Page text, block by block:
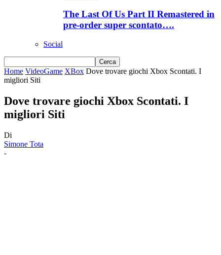
The Last Of Us Part II Remastered in
pre-order super scontato….
Social
Home VideoGame XBox Dove trovare giochi Xbox Scontati. I
migliori Siti
Dove trovare giochi Xbox Scontati. I
migliori Siti
Di
Simone Tota
-